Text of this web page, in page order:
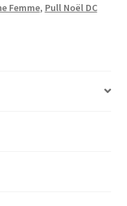
Femme, Pull Noël DC